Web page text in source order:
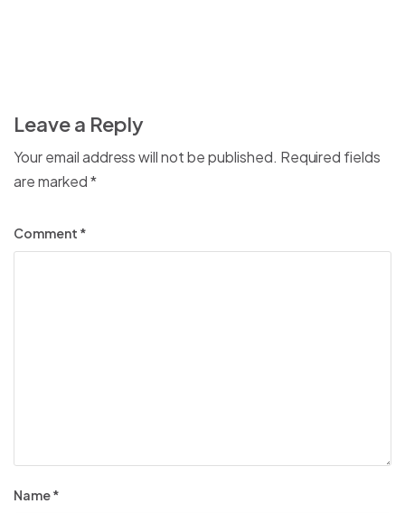
Leave a Reply
Your email address will not be published. Required fields
are marked*
Comment *
Name*